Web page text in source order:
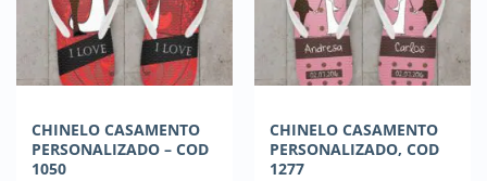
CHINELO CASAMENTO
PERSONALIZADO – COD
1050
CHINELO CASAMENTO
PERSONALIZADO, COD
1277